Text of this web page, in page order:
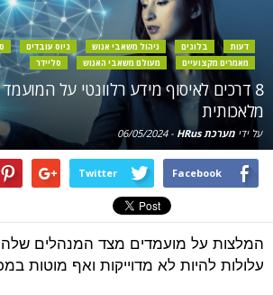
דעות בלוגים ניהול משאבי אנוש גיוס עובדים
מאמרים מקצועיים
מעולם משאבי האנוש סליידר
8 דרכים לאיסוף מידע רלוונטי על
מלאכותית
על ידי מערכת HRus -
06/05/2024
Facebook
Twitter
המלצות על מועמדים מצד המנהלים
עלולות להיות לא מדוייקות ואף מוטות